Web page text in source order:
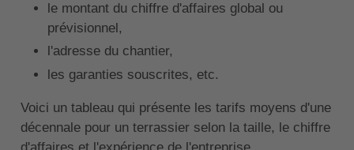
le montant du chiffre d'affaires global ou
prévisionnel,
l'adresse du chantier,
les garanties souscrites, etc.
Voici un tableau qui présente les tarifs moyens d'une
décennale pour un terrassier selon la taille, le chiffre
d'affaires et l'expérience de l'entreprise.